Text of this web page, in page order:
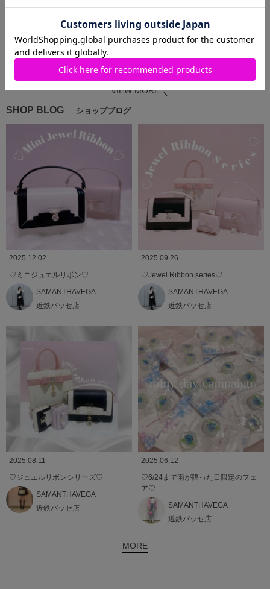
SAMANTHAVEGA 近鉄パッ
VIEW MORE
SHOP BLOG ショップブログ
2025.12.02
♡ミニジュエルリボン♡
SAMANTHAVEGA
近鉄パッセ店
2025.09.26
♡Jewel Ribbon series♡
SAMANTHAVEGA
近鉄パッセ店
2025.08.11
♡ジュエルリボンシリーズ♡
SAMANTHAVEGA
近鉄パッセ店
2025.06.12
♡6/24まで雨が降った日限定のフェ
ア♡
SAMANTHAVEGA
近鉄パッセ店
MORE